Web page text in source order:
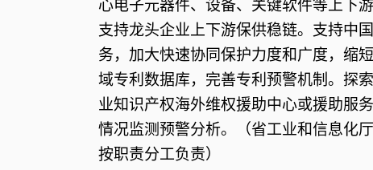
心电子元器件、设备、关键软件等上下
支持龙头企业上下游保供稳链。支持中
务，加大快速协同保护力度和广度，缩
域专利数据库，完善专利预警机制。探
业知识产权海外维权援助中心或援助服
情况监测预警分析。（省工业和信息化
按职责分工负责）